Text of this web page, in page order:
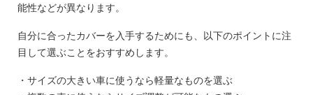
能性などが異なります。
自分に合ったカバーを入手するためにも、以下のポイントに注
目して選ぶことをおすすめします。
・サイズの大きい車に使うなら軽量なものを選ぶ